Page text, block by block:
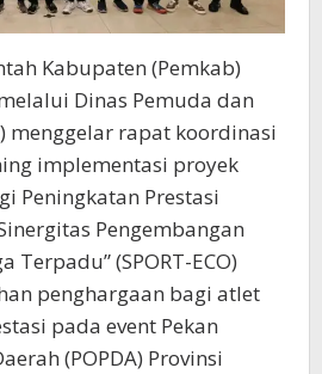
Kabupaten (Pemkab)
Dinas Pemuda dan
menggelar rapat koordinasi
implementasi proyek
Peningkatan Prestasi
Pengembangan
Terpadu” (SPORT-ECO)
penghargaan bagi atlet
pada event Pekan
(POPDA) Provinsi